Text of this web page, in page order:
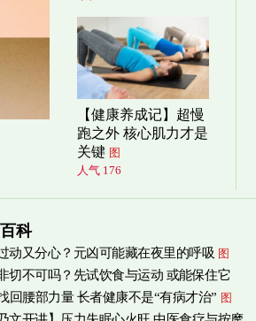
【健康养成记】超慢
跑之外 核心肌力才是
关键 图
人气 176
科
动又分心？元凶可能藏在夜里的呼吸 图
切不可吗？先试饮食与运动 或能保住它
回腰部力量 长者健康不是“有病才治” 图